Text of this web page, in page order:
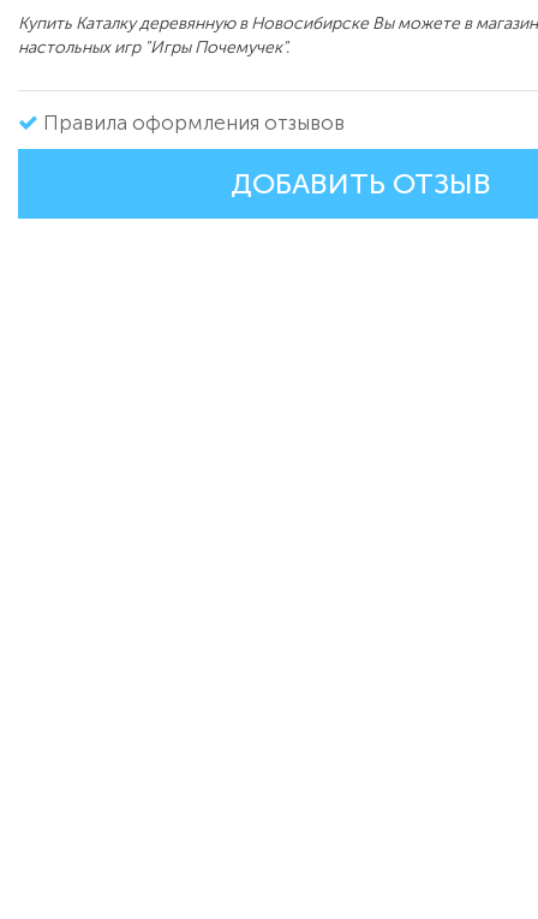
Купить Каталку деревяннуюв Новосибирске Вы можете в
настольных игр "Игры Почемучек".
Правила оформления отзывов
ДОБАВИТЬ ОТЗЫВ